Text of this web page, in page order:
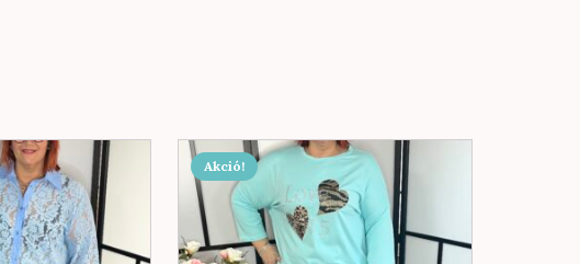
Akció!